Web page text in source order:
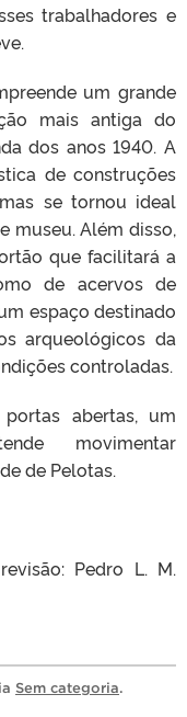
trabalhadores e
um grande
mais antiga do
dos anos 1940. A
de construções
se tornou ideal
museu. Além disso,
que facilitará a
de acervos de
espaço destinado
arqueológicos da
controladas.
abertas, um
movimentar
de Pelotas.
Pedro L. M.
Sem categoria.